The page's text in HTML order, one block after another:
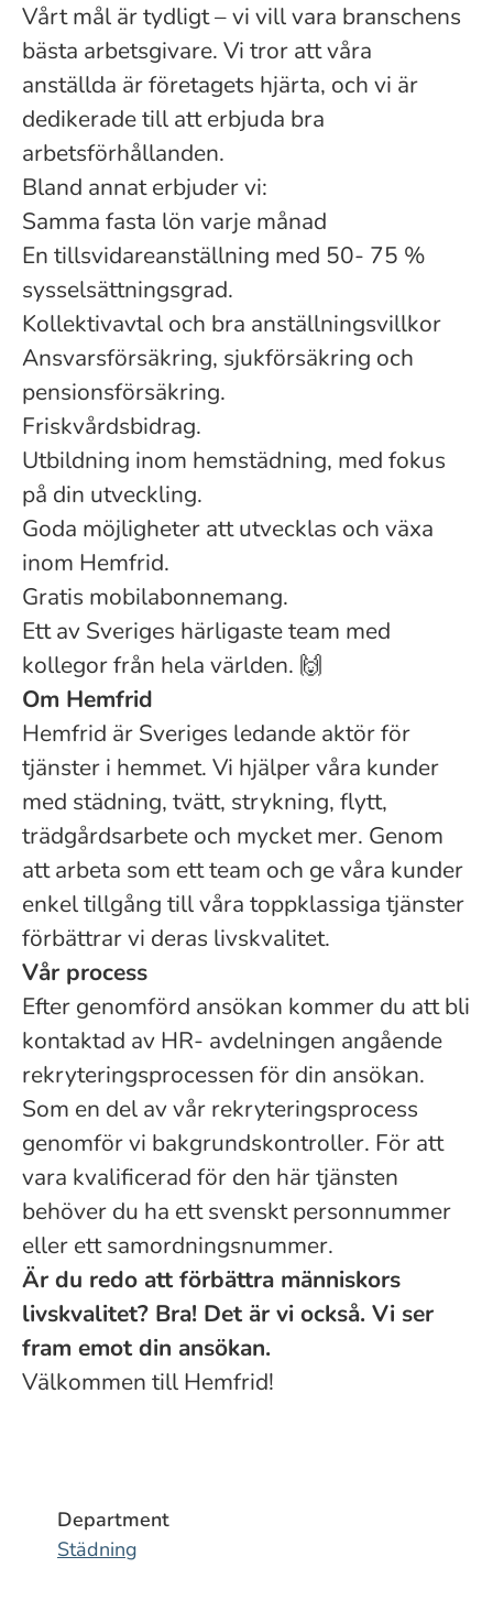
Vårt mål är tydligt – vi vill vara branschens
bästa arbetsgivare. Vi tror att våra
anställda är företagets hjärta, och vi är
dedikerade till att erbjuda bra
arbetsförhållanden.
Bland annat erbjuder vi:
Samma fasta lön varje månad
En tillsvidareanställning med 50- 75 %
sysselsättningsgrad.
Kollektivavtal och bra anställningsvillkor
Ansvarsförsäkring, sjukförsäkring och
pensionsförsäkring.
Friskvårdsbidrag.
Utbildning inom hemstädning, med fokus
på din utveckling.
Goda möjligheter att utvecklas och växa
inom Hemfrid.
Gratis mobilabonnemang.
Ett av Sveriges härligaste team med
kollegor från hela världen. 🙌
Om Hemfrid
Hemfrid är Sveriges ledande aktör för
tjänster i hemmet. Vi hjälper våra kunder
med städning, tvätt, strykning, flytt,
trädgårdsarbete och mycket mer. Genom
att arbeta som ett team och ge våra kunder
enkel tillgång till våra toppklassiga tjänster
förbättrar vi deras livskvalitet.
Vår process
Efter genomförd ansökan kommer du att bli
kontaktad av HR- avdelningen angående
rekryteringsprocessen för din ansökan.
Som en del av vår rekryteringsprocess
genomför vi bakgrundskontroller. För att
vara kvalificerad för den här tjänsten
behöver du ha ett svenskt personnummer
eller ett samordningsnummer.
Är du redo att förbättra människors
livskvalitet? Bra! Det är vi också. Vi ser
fram emot din ansökan.
Välkommen till Hemfrid!
Department
Städning